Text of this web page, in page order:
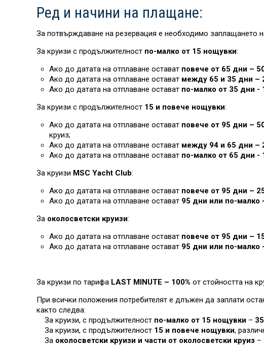
Ред и начини на плащане:
За потвърждаване на резервация е необходимо заплащането
За круизи с продължителност по-малко от 15 нощувки:
Ако до датата на отплаване остават повече от 65 дни –
Ако до датата на отплаване остават между 65 и 35 дни –
Ако до датата на отплаване остават по-малко от 35 дни -
За круизи с продължителност 15 и повече нощувки:
Ако до датата на отплаване остават повече от 95 дни –
круиз;
Ако до датата на отплаване остават между 94 и 65 дни –
Ако до датата на отплаване остават по-малко от 65 дни -
За круизи MSC Yacht Club:
Ако до датата на отплаване остават повече от 95 дни –
Ако до датата на отплаване остават 95 дни или по-малко
За околосветски круизи:
Ако до датата на отплаване остават повече от 95 дни – 1
Ако до датата на отплаване остават 95 дни или по-малко
За круизи по тарифа LAST MINUTE – 100% от стойността на
При всички положения потребителят е длъжен да заплати
както следва:
За круизи, с продължителност по-малко от 15 нощувки –
За круизи, с продължителност 15 и повече нощувки,
За околосветски круизи и части от околосветски круиз –